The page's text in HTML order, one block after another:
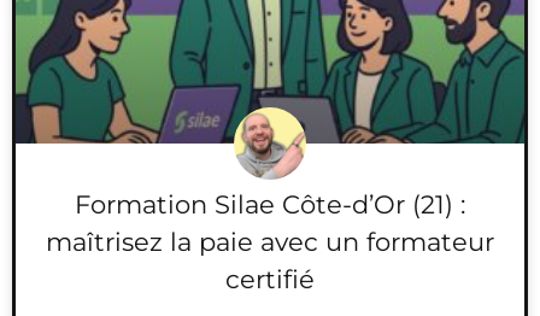
Formation Silae Côte-d’Or (21) :
maîtrisez la paie avec un formateur
certifié